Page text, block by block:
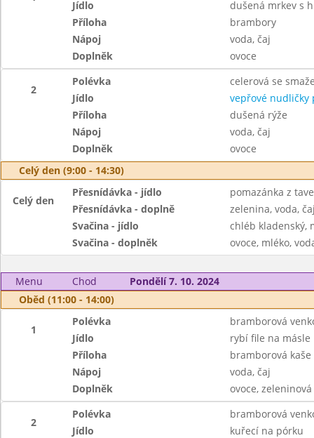
Jídlo
dušená mrkev s
Příloha
brambory
Nápoj
voda, čaj
Doplněk
ovoce
2
Polévka
celerová se
Jídlo
vepřové nudličky
Příloha
dušená rýže
Nápoj
voda, čaj
Doplněk
ovoce
Celý den (9:00 - 14:30)
Celý den
Přesnídávka - jídlo
pomazánka z
Přesnídávka - doplně
zelenina, voda,
Svačina - jídlo
chléb kladenský,
Svačina - doplněk
ovoce, mléko,
Menu Chod
Pondělí 7. 10. 2024
Oběd (11:00 - 14:00)
1
Polévka
bramborová
Jídlo
rybí file na másle
Příloha
bramborová kaše
Nápoj
voda, čaj
Doplněk
ovoce,
2
Polévka
bramborová
Jídlo
kuřecí na pórku